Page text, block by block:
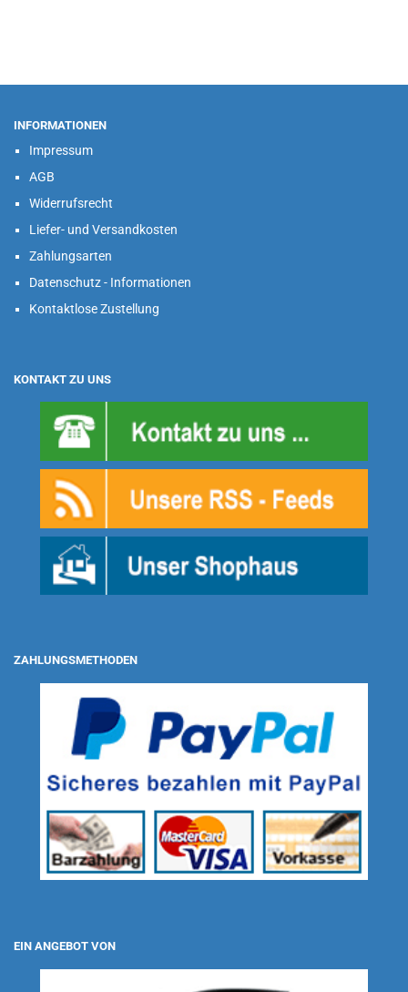
INFORMATIONEN
Impressum
AGB
Widerrufsrecht
Liefer- und Versandkosten
Zahlungsarten
Datenschutz - Informationen
Kontaktlose Zustellung
KONTAKT ZU UNS
ZAHLUNGSMETHODEN
EIN ANGEBOT VON